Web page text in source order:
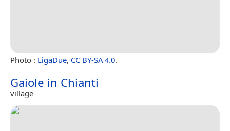
Photo : LigaDue, CC BY-SA 4.0.
Gaiole in Chianti
village